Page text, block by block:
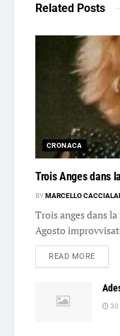
Related Posts
CRONACA
Trois Anges dans
BYMARCELLO
Trois anges dans
Agosto
READ MORE
30